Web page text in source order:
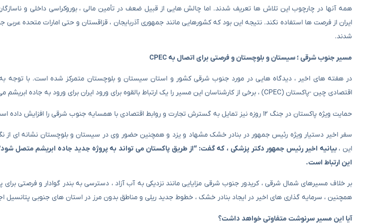
همه آنها در چارچوب این تلاش ها تعریف شدند. اما چالش هایی از قبیل ضعف در تأمین مالی ، بوروکراسی داخلی و
شدند.
مسیر جنوب شرقی ؛ سیستان و بلوچستان و فرصتی برای اتصال به CPEC
در هفته های اخیر ، دیدگاه هایی در مورد جنوب شرقی کشور و استان سیستان و بلوچستان متمرکز شده است. با توجه به
اقتصادی چین -پاکستان (CPEC) ، برخی از کارشناسان این مسیر را یک ارتباط بالقوه برای ورود ایران برای ورود به جاده ابریشم می دانند.
حمایت ویژه پاکستان در جنگ ۱۲ روزه نیز تمایل به گسترش تجارت و روابط اقتصادی با همسایه جنوب شرقی را افزایش داده است.
سفر اخیر دستیار ویژه رئیس جمهور در بنادر خشک مشهاد و یزد و همچنین حضور وی در سیستان و بلوچستان نشانه ای از
این ،بیانیه اخیر رئیس جمهور دکتر پزشکی ، که گفت: “از طریق پاکستان می تواند به پروژه جدید جاده ابریشم متصل
این ارتباط است.
بر خلاف مسیرهای شمال شرقی ، کریدور جنوب شرقی مزایایی مانند نزدیکی به آب آزاد ، دسترسی به بندر گوادار و فرصتی برای
همچنین ، سرمایه گذاری های اخیر در ایجاد بنادر خشک ، خطوط جدید ریلی و مناطق بدون مرز در استان های جنوبی پتانسیل
آیا این مسیر سرنوشت متفاوتی خواهد داشت؟